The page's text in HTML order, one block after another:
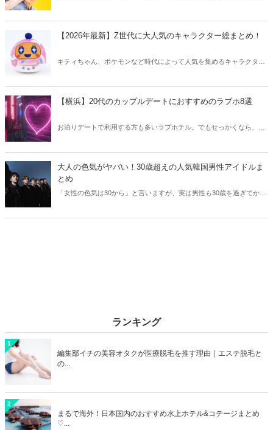
【2026年最新】Z世代に大人気のキャラクター総まとめ！
キティちゃん、ポケモンなど時代によって人気を集めるキャラクター
クしてみましょう。
【横浜】20代のカップルデートにおすすめのラブホ8選
お泊りデートで利用する方も多いラブホテル。でもせっかくなら、キ
大人の色気がヤバい！30歳超えの人気韓国男性アイドルま
とめ
「女性の色気は30から」と言いますが、実は男性も30歳を過ぎてから
ランキング
1
編集部イチの美容オタクが医療脱毛を推す理由｜エステ脱毛と
の...
2
まるで海外！日本国内のおすすめ水上ホテル&コテージまとめ
♡...